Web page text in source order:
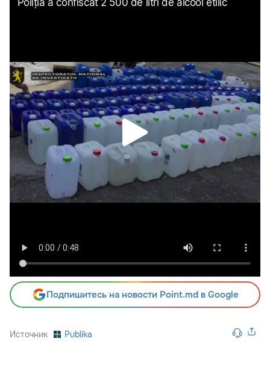
Подпишитесь на новости Point.md в Google
Источник Publika